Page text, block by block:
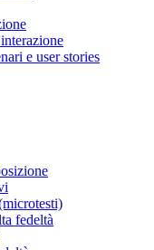
e user stories
fedeltà